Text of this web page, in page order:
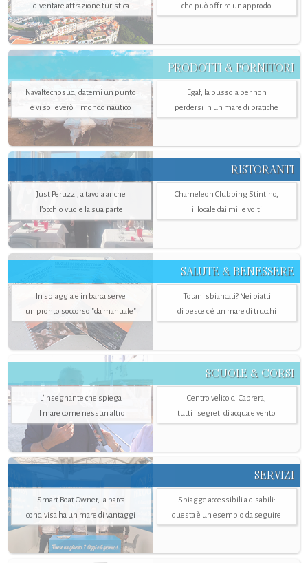
diventare attrazione turistica che può offrire un approdo
PRODOTTI & FORNITORI
Navaltecnosud, datemi un punto
e vi solleverò il mondo nautico
Egaf, la bussola per non
perdersi in un mare di pratiche
RISTORANTI
Just Peruzzi, a tavola anche
l’occhio vuole la sua parte
Chameleon Clubbing Stintino,
il locale dai mille volti
SALUTE & BENESSERE
In spiaggia e in barca serve
un pronto soccorso "da manuale"
Totani sbiancati? Nei piatti
di pesce c'è un mare di trucchi
SCUOLE & CORSI
L'insegnante che spiega
il mare come nessun altro
Centro velico di Caprera,
tutti i segreti di acqua e vento
SERVIZI
Smart Boat Owner, la barca
condivisa ha un mare di vantaggi
Spiagge accessibili a disabili:
questa è un esempio da seguire